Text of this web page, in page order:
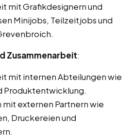
mit Grafikdesignern und
Minijobs, Teilzeitjobs und
Zusammenarbeit:
mit internen Abteilungen wie
Produktentwicklung.
externen Partnern wie
Druckereien und